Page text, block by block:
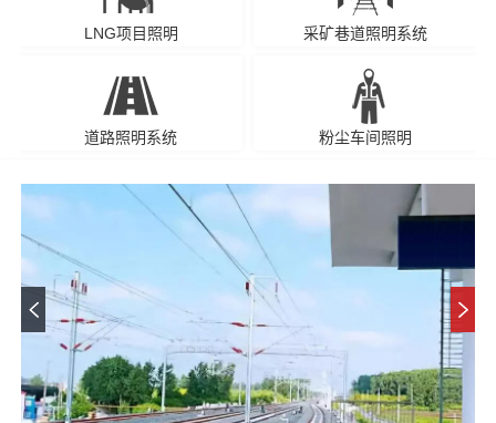
LNG项目照明 采矿巷道照明系统
道路照明系统 粉尘车间照明